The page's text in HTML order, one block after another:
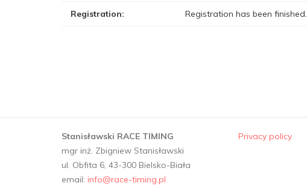
Registration: Registration has been finished.
Stanisławski RACE TIMING
mgr inż. Zbigniew Stanisławski
ul. Obfita 6, 43-300 Bielsko-Biała
email: info@race-timing.pl
Privacy policy